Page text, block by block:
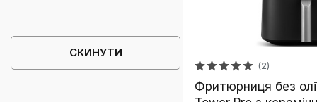
СКИНУТИ
(2)
Фритюрниця без